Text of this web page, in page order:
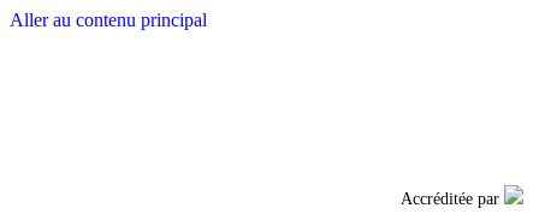
Aller au contenu principal
Accréditée par